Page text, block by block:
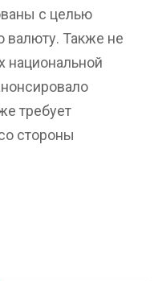
с целью
валюту. Также не
национальной
требует
стороны